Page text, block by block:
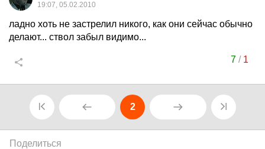
19:07, 05.02.2010
ладно хоть не застрелил никого, как они сейчас обычно
делают... ствол забыл видимо...
7/ 1
2
Поделиться